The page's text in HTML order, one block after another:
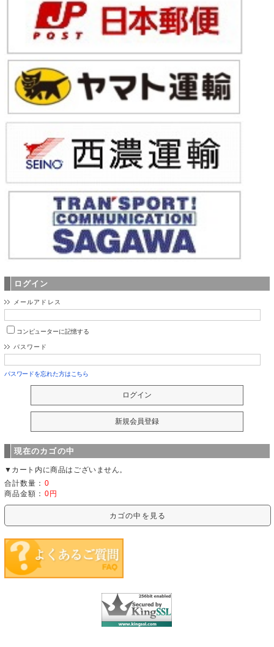
ログイン
メールアドレス
コンピューターに記憶する
パスワード
パスワードを忘れた方はこちら
現在のカゴの中
▼カート内に商品はございません。
合計数量： 0
商品金額： 0円
カゴの中を見る